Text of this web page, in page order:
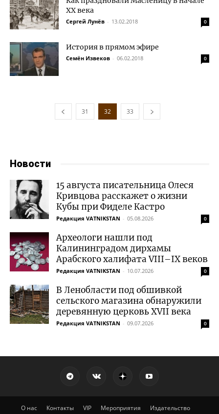
XX века
Сергей Лунёв - 13.02.2018 0
История в прямом эфире
Семён Извеков - 06.02.2018 0
31 32 33
Новости
15 августа писательница Олеся
Кривцова расскажет о жизни
Кубы при Фиделе Кастро
Редакция VATNIKSTAN - 05.08.2026 0
Археологи нашли под
Калининградом дирхамы
Арабского халифата VIII–IX веков
Редакция VATNIKSTAN - 10.07.2026 0
В Ленобласти под обшивкой
сельского магазина обнаружили
деревянную церковь XVII века
Редакция VATNIKSTAN - 09.07.2026 0
О нас Контакты VIP Мероприятия Издательство